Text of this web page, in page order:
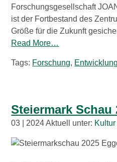
Forschungsgesellschaft
ist der Fortbestand des
Größe für die Zukunft
Read More…
Tags: Forschung, Entwicklung
Steiermark Schau
03 | 2024 Aktuell unter: Kultur